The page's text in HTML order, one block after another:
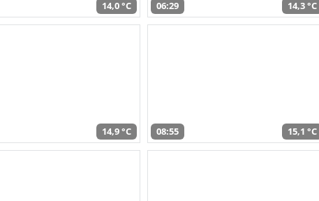
14,0 °C 06:29 14,3 °C
14,9 °C 08:55 15,1 °C